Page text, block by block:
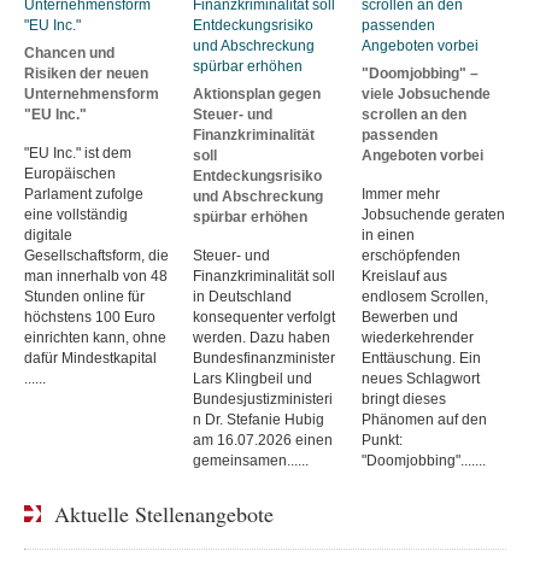
Chancen und
Risiken der neuen
Unternehmensform
"EU Inc."
"EU Inc." ist dem
Europäischen
Parlament zufolge
eine vollständig
digitale
Gesellschaftsform, die
man innerhalb von 48
Stunden online für
höchstens 100 Euro
einrichten kann, ohne
dafür Mindestkapital
Aktionsplan gegen
Steuer- und
Finanzkriminalität
soll
Entdeckungsrisiko
und Abschreckung
spürbar erhöhen
Steuer- und
Finanzkriminalität soll
in Deutschland
konsequenter verfolgt
werden. Dazu haben
Bundesfinanzminister
Lars Klingbeil und
Bundesjustizministeri
n Dr. Stefanie Hubig
am 16.07.2026 einen
gemeinsamen......
"Doomjobbing" –
viele Jobsuchende
scrollen an den
passenden
Angeboten vorbei
Immer mehr
Jobsuchende geraten
in einen
erschöpfenden
Kreislauf aus
endlosem Scrollen,
Bewerben und
wiederkehrender
Enttäuschung. Ein
neues Schlagwort
bringt dieses
Phänomen auf den
Punkt:
"Doomjobbing".......
Aktuelle Stellenangebote